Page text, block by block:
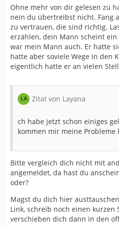
Ohne mehr von dir gelesen zu
nein du übertreibst nicht. Fang
zu vertrauen, die sind richtig.
erzählen, dein Mann scheint
war mein Mann auch. Er hatte
hatte aber soviele Wege in den
eigentlich hatte er an vielen
Zitat von Layana
ch habe jetzt schon einiges
kommen mir meine Probleme
Bitte vergleich dich nicht mit
angemeldet, da hast du
oder?
Magst du dich hier
Link, schreib noch einen kurzen
verschieben dich dann in den